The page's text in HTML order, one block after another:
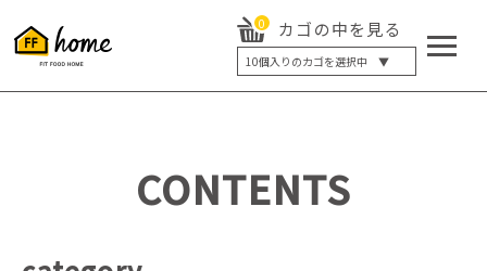
0 カゴの中を見る
10個入りのカゴを選択中 ▼
5個入り
20個入り
最大12%OFF
CONTENTS